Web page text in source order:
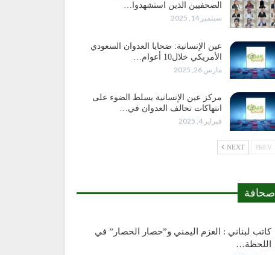
الصحفيين الذين استشهدوا…
سبتمبر 14, 2025
عين الإنسانية: ضحايا العدوان السعودي
الأمريكي خلال10 أعوام…
مارس 26, 2025
مركز عين الإنسانية يسلط الضوء على
انتهاكات تحالف العدوان في…
فبراير 4, 2025
NEXT
صحافة
كاتب لبناني : العزم اليمني و”حصار الحصار” في
اللحظة…